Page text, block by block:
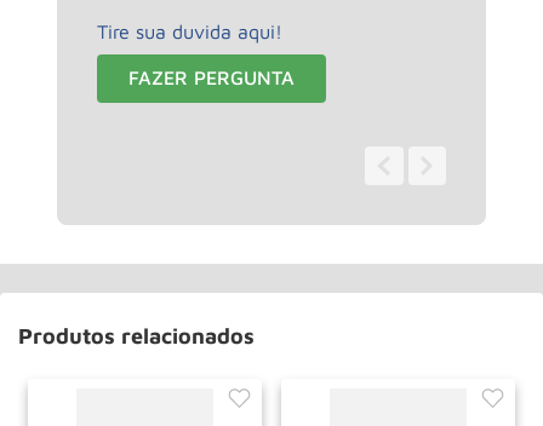
Tire sua duvida aqui!
FAZER PERGUNTA
Produtos relacionados